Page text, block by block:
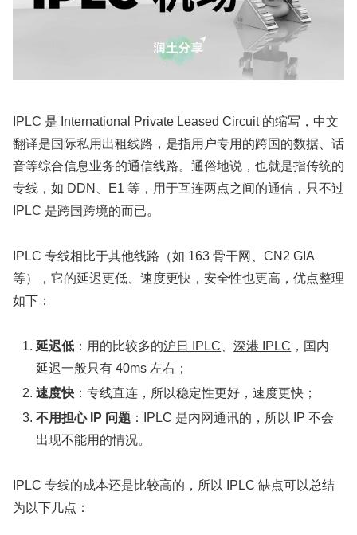
IPLC 是 International Private Leased Circuit 的缩写，中文
翻译是国际私用出租线路，是指用户专用的跨国的数据、话
音等综合信息业务的通信线路。通俗地说，也就是指传统的
专线，如 DDN、E1 等，用于互连两点之间的通信，只不过
IPLC 是跨国跨境的而已。
IPLC 专线相比于其他线路（如 163 骨干网、CN2 GIA
等），它的延迟更低、速度更快，安全性也更高，优点整理
如下：
延迟低 ：用的比较多的沪日 IPLC 、深港 IPLC ，国内
延迟一般只有 40ms 左右；
速度快 ：专线直连，所以稳定性更好，速度更快；
不用担心 IP 问题 ：IPLC 是内网通讯的，所以 IP 不会
出现不能用的情况。
IPLC 专线的成本还是比较高的，所以 IPLC 缺点可以总结
为以下几点：